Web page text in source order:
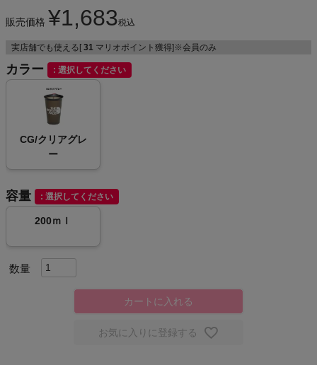
メンズスポーツウェア
レディーススポーツウェア
スポーツシューズ
ヨガ
旅行
販売価格 ¥1,683税込
実店舗でも使える[ 31 マリオポイント獲得]※会員のみ
カラー 選択してください
CG/クリアグレ
ー
容量 選択してください
200ｍｌ
カートに入れる
お気に入りに登録する